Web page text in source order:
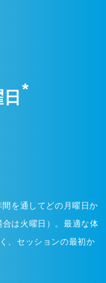
*
を通してどの月曜日か
は火曜日）。最適な体
、セッションの最初か